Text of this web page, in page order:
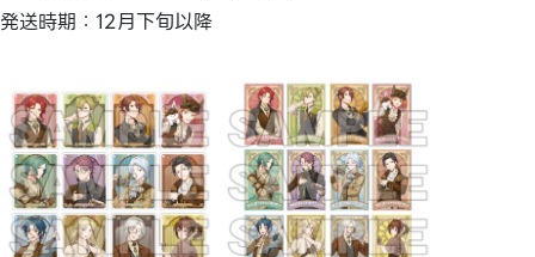
発送時期：12月下旬以降